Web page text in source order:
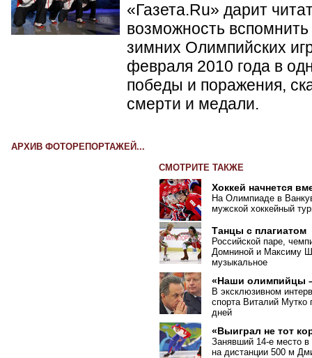
«Газета.Ru» дарит
возможность
зимних Олимпийских
февраля 2010 года в
победы и поражения,
смерти и медали.
АРХИВ ФОТОРЕПОРТАЖЕЙ...
СМОТРИТЕ ТАКЖЕ
Хоккей начнется
На Олимпиаде в
мужской хоккейный
Танцы с плагиатом
Российской паре,
Домниной и Максиму
музыкальное
«Наши олимпийцы
В эксклюзивном
спорта Виталий Мутко
дней
«Выиграл не тот
Занявший 14-е место в
на дистанции 500 м